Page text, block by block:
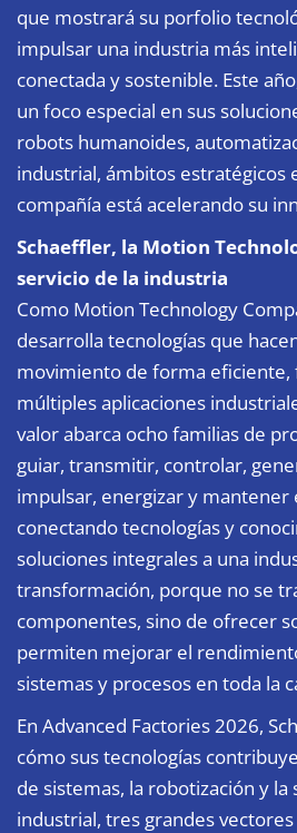
que mostrará su porfolio
impulsar una industria más
conectada y sostenible. Este
un foco especial en sus
robots humanoides,
industrial, ámbitos estratégicos
compañía está acelerando su
Schaeffler, la Motion
servicio de la industria
Como Motion Technology
desarrolla tecnologías que
movimiento de forma eficiente,
múltiples aplicaciones
valor abarca ocho familias de
guiar, transmitir, controlar,
impulsar, energizar y mantener
conectando tecnologías y
soluciones integrales a una
transformación, porque no se
componentes, sino de ofrecer
permiten mejorar el
sistemas y procesos en toda la
En Advanced Factories 2026,
cómo sus tecnologías
de sistemas, la robotización y la
industrial, tres grandes